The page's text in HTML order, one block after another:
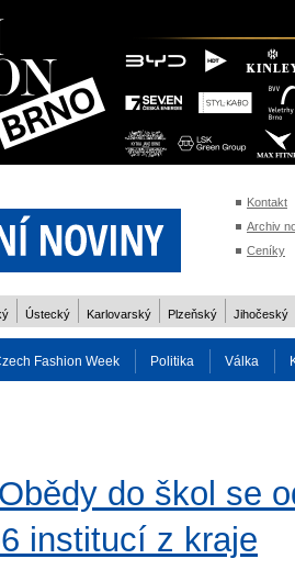
Kontakt
Archiv
Ceníky
Ústecký Karlovarský Plzeňský Jihočeský
Fashion Week Politika Válka
do škol se
institucí z kraje